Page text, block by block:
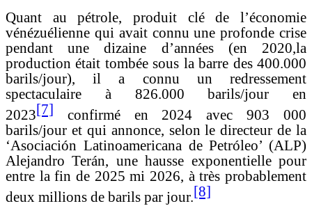
Quant au pétrole, produit clé de l’économie
vénézuélienne qui avait connu une profonde crise
pendant une dizaine d’années (en 2020,la
production était tombée sous la barre des 400.000
barils/jour), il a connu un redressement
spectaculaire à 826.000 barils/jour en
2023[7] confirmé en 2024 avec 903 000
barils/jour et qui annonce, selon le directeur de la
‘Asociación Latinoamericana de Petróleo’ (ALP)
Alejandro Terán, une hausse exponentielle pour
entre la fin de 2025 mi 2026, à très probablement
deux millions de barils par jour.[8]